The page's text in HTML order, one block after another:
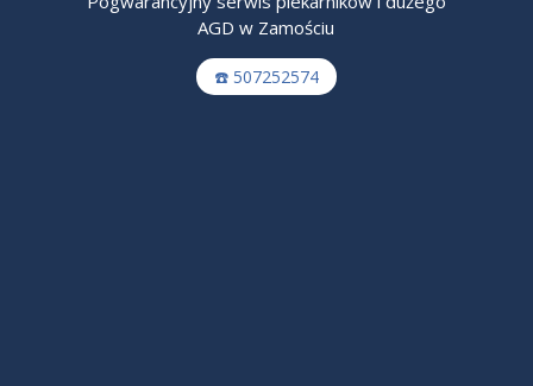
AGD w Zamościu
☎️ 507252574